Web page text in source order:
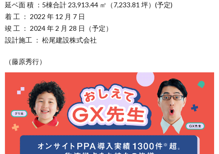
延ベ面 積 ：5棟合計 23,913.44 ㎡（7,233.81 坪）(予定)
着 工 ： 2022 年 12 月 7 日
竣 工 ： 2024 年 2 月 28 日（予定）
設計施工 ： 松尾建設株式会社
（藤原秀行）